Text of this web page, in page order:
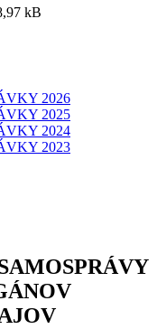
kB
2026
2025
2024
2023